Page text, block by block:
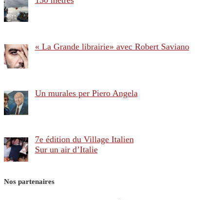
« La Grande librairie» avec Robert Saviano
Un murales per Piero Angela
7e édition du Village Italien
Sur un air d’Italie
Nos partenaires